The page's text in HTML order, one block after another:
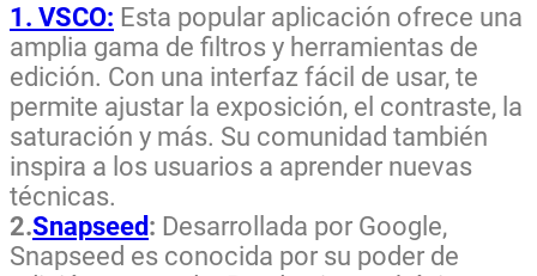
1. VSCO: Esta popular aplicación ofrece una
amplia gama de filtros y herramientas de
edición. Con una interfaz fácil de usar, te
permite ajustar la exposición, el contraste, la
saturación y más. Su comunidad también
inspira a los usuarios a aprender nuevas
técnicas.
2.Snapseed : Desarrollada por Google,
Snapseed es conocida por su poder de